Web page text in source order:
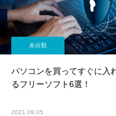
未分類
パソコンを買ってすぐに入
るフリーソフト6選！
2021.09.05